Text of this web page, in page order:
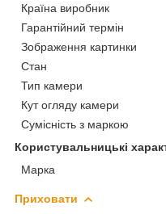
Країна виробник
Гарантійний термін
Зображення картинки
Стан
Тип камери
Кут огляду камери
Сумісність з маркою
Користувальницькі
Марка
Приховати